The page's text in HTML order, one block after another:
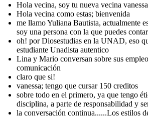
Hola vecina, soy tu nueva vecina
Hola vecina como estas; bienvenida
me llamo Yuliana Bautista, actualmente
soy una persona con la que puedes
oh! por Diosestudias en la UNAD, eso
estudiante Unadista autentico
Lina y Mario conversan sobre sus
comunicación
claro que si!
vanessa; tengo que cursar 150 creditos
sobre todo en el primero, ya que tengo
disciplina, a parte de responsabilidad y
la conversación continua...... Los estilos